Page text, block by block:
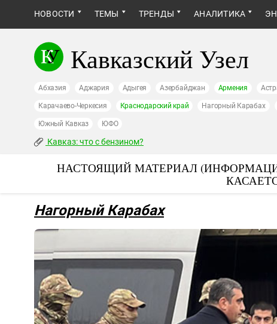
НОВОСТИ ТЕМЫ ТРЕНДЫ АНАЛИТИКА
Кавказский Узел
Абхазия Аджария Адыгея Азербайджан Армения
Карачаево-Черкесия Краснодарский край Нагорный Карабах
Южный Кавказ ЮФО
Кавказ: что с бензином?
НАСТОЯЩИЙ МАТЕРИАЛ
Нагорный Карабах